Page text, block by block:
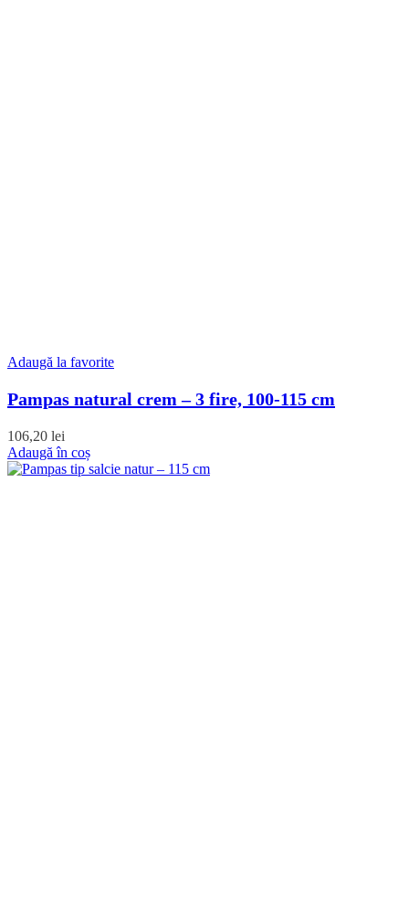
Adaugă la favorite
Pampas natural crem – 3 fire, 100-115 cm
106,20 lei
Adaugă în coș